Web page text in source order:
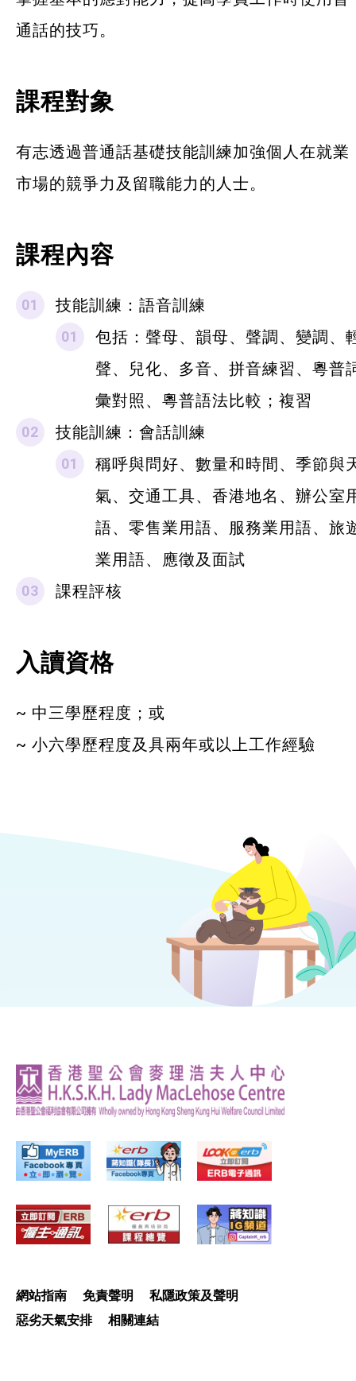
通話的技巧。
課程對象
有志透過普通話基礎技能訓練加強個人在就業
市場的競爭力及留職能力的人士。
課程內容
技能訓練：語音訓練
包括：聲母、韻母、聲調、變調、
聲、兒化、多音、拼音練習、粵普
彙對照、粵普語法比較；複習
技能訓練：會話訓練
稱呼與問好、數量和時間、季節與
氣、交通工具、香港地名、辦公室
語、零售業用語、服務業用語、旅
業用語、應徵及面試
課程評核
入讀資格
~ 中三學歷程度；或
~ 小六學歷程度及具兩年或以上工作經驗
網站指南 免責聲明
私隱政策及聲明
惡劣天氣安排
相關連結